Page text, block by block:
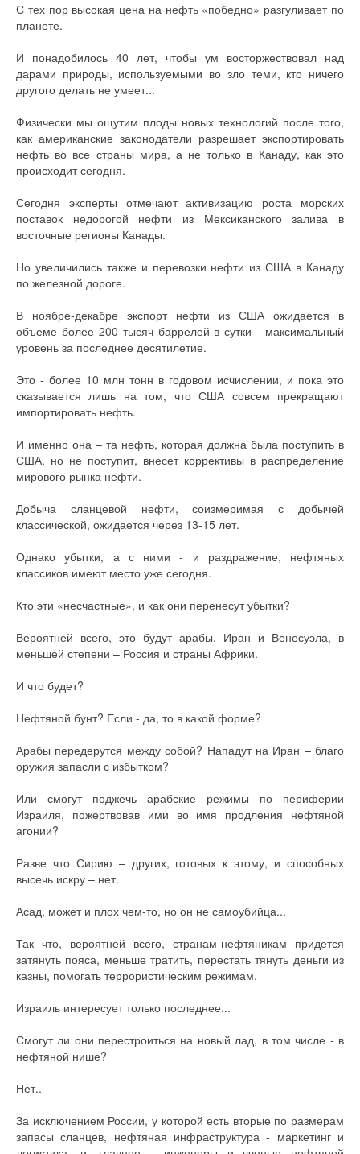
С тех пор высокая цена на нефть «победно» разгуливает по
планете.
И понадобилось 40 лет, чтобы ум восторжествовал над
дарами природы, используемыми во зло теми, кто ничего
другого делать не умеет...
Физически мы ощутим плоды новых технологий после того,
как американские законодатели разрешает экспортировать
нефть во все страны мира, а не только в Канаду, как это
происходит сегодня.
Сегодня эксперты отмечают активизацию роста морских
поставок недорогой нефти из Мексиканского залива в
восточные регионы Канады.
Но увеличились также и перевозки нефти из США в Канаду
по железной дороге.
В ноябре-декабре экспорт нефти из США ожидается в
объеме более 200 тысяч баррелей в сутки - максимальный
уровень за последнее десятилетие.
Это - более 10 млн тонн в годовом исчислении, и пока это
сказывается лишь на том, что США совсем прекращают
импортировать нефть.
И именно она – та нефть, которая должна была поступить в
США, но не поступит, внесет коррективы в распределение
мирового рынка нефти.
Добыча сланцевой нефти, соизмеримая с добычей
классической, ожидается через 13-15 лет.
Однако убытки, а с ними - и раздражение, нефтяных
классиков имеют место уже сегодня.
Кто эти «несчастные», и как они перенесут убытки?
Вероятней всего, это будут арабы, Иран и Венесуэла, в
меньшей степени – Россия и страны Африки.
И что будет?
Нефтяной бунт? Если - да, то в какой форме?
Арабы передерутся между собой? Нападут на Иран – благо
оружия запасли с избытком?
Или смогут поджечь арабские режимы по периферии
Израиля, пожертвовав ими во имя продления нефтяной
агонии?
Разве что Сирию – других, готовых к этому, и способных
высечь искру – нет.
Асад, может и плох чем-то, но он не самоубийца...
Так что, вероятней всего, странам-нефтяникам придется
затянуть пояса, меньше тратить, перестать тянуть деньги из
казны, помогать террористическим режимам.
Израиль интересует только последнее...
Смогут ли они перестроиться на новый лад, в том числе - в
нефтяной нише?
Нет..
За исключением России, у которой есть вторые по размерам
запасы сланцев, нефтяная инфраструктура - маркетинг и